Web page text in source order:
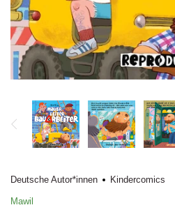
Deutsche Autor*innen Kindercomics
Mawil